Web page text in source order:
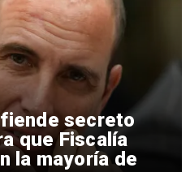
secreto
que Fiscalía
la mayoría de